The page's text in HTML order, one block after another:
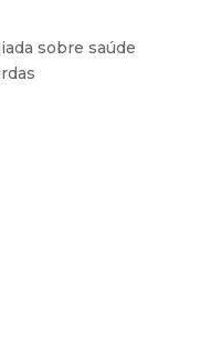
sobre saúde